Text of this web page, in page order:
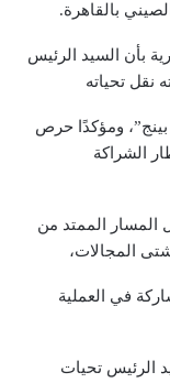
بالقاهرة.
بأن السيد الرئيس
نقل تحياته
ومؤكدًا حرص
الشراكة
المسار الممتد من
المجالات،
في العملية
الرئيس تحيات